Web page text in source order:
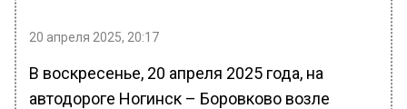
20 апреля 2025, 20:17
В воскресенье, 20 апреля 2025 года, на
автодороге Ногинск – Боровково возле